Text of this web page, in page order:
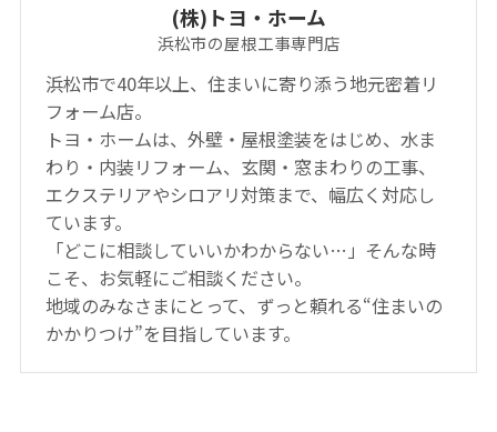
(株)トヨ・ホーム
浜松市の屋根工事専門店
浜松市で40年以上、住まいに寄り添う地元密着リ
フォーム店。
トヨ・ホームは、外壁・屋根塗装をはじめ、水ま
わり・内装リフォーム、玄関・窓まわりの工事、
エクステリアやシロアリ対策まで、幅広く対応し
ています。
「どこに相談していいかわからない…」そんな時
こそ、お気軽にご相談ください。
地域のみなさまにとって、ずっと頼れる“住まいの
かかりつけ”を目指しています。